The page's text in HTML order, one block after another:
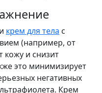
крем для тела с
(например, от
кожу и снизит
это минимизирует
негативных
Крем